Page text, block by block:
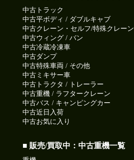
中古トラック
中古平ボディ / ダブルキャブ
中古クレーン・セルフ/特殊クレーン
中古ウィング / バン
中古冷蔵冷凍車
中古ダンプ
中古特殊車両 / その他
中古ミキサー車
中古トラクタ / トレーラー
中古重機 / ラフタークレーン
中古バス / キャンピングカー
中古近日入荷
中古お気に入り
■ 販売/買取中：中古重機一覧